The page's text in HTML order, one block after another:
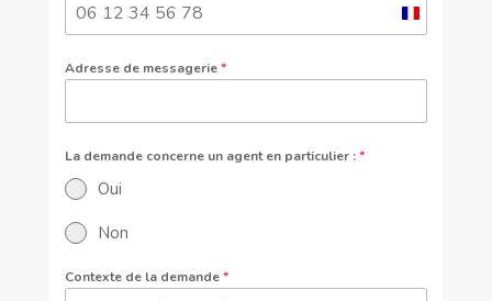
France
Adresse de messagerie*
La demande concerne un agent en particulier :*
Oui
Non
Contexte de la demande*